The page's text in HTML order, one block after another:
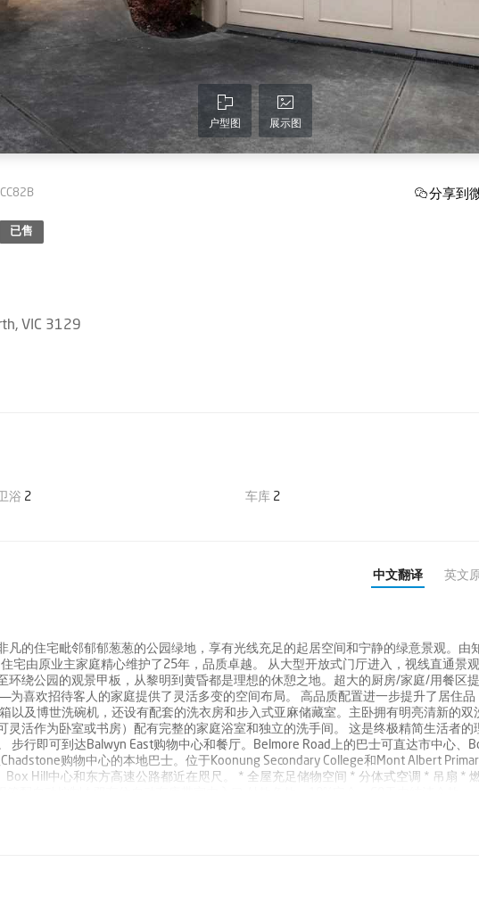
户型图 展示图
已售
VIC 3129
分享到
浴 2 车库 2
中文翻译 英文
凡的住宅毗邻郁郁葱葱的公园绿地，享有光线充足的起居空间和宁静的绿意景观。由
宅由原业主家庭精心维护了25年，品质卓越。 从大型开放式门厅进入，视线直通景观
环绕公园的观景甲板，从黎明到黄昏都是理想的休憩之地。超大的厨房/家庭/用餐区
为喜欢招待客人的家庭提供了灵活多变的空间布局。 高品质配置进一步提升了居住品
以及博世洗碗机，还设有配套的洗衣房和步入式亚麻储藏室。主卧拥有明亮清新的双
灵活作为卧室或书房）配有完整的家庭浴室和独立的洗手间。 这是终极精简生活者的
步行即可到达Balwyn East购物中心和餐厅。Belmore Road上的巴士可直达市中心、
购物中心的本地巴士。位于Koonung Secondary College和Mont Albert
Hill中心和东方高速公路都近在咫尺。 * 全屋充足储物空间 * 分体式空调 * 吊扇 *